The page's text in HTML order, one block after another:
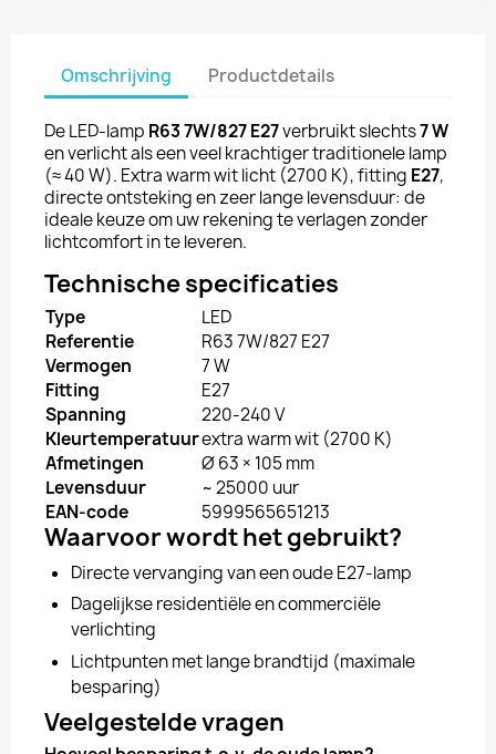
Omschrijving Productdetails
De LED-lamp R63 7W/827 E27verbruikt slechts7 W
en verlicht als een veel krachtiger traditionele lamp
(≈ 40 W). Extra warm wit licht (2700 K), fitting E27,
directe ontsteking en zeer lange levensduur: de
ideale keuze om uw rekening te verlagen zonder
lichtcomfort in te leveren.
Technische specificaties
Type
LED
Referentie
R63 7W/827 E27
Vermogen
7 W
Fitting
E27
Spanning
220-240 V
Kleurtemperatuurextra warm wit (2700 K)
Afmetingen
Ø 63 × 105 mm
Levensduur
~ 25000 uur
EAN-code
5999565651213
Waarvoor wordt het gebruikt?
Directe vervanging van een oude E27-lamp
Dagelijkse residentiële en commerciële
verlichting
Lichtpunten met lange brandtijd (maximale
besparing)
Veelgestelde vragen